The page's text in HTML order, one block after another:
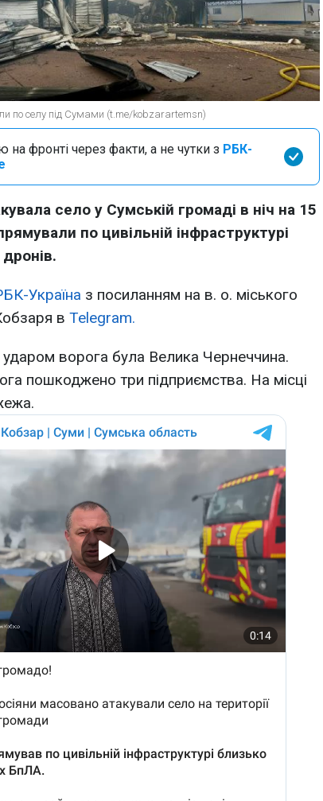
по селу під Сумами (t.me/kobzarartemsn)
на фронті через факти, а не чутки з РБК-
село у Сумській громаді в ніч на 15
по цивільній інфраструктурі
Україна з посиланням на в. о. міського
в Telegram.
ворога була Велика Чернеччина.
пошкоджено три підприємства. На місці